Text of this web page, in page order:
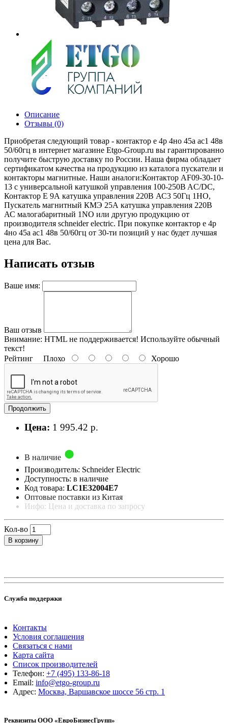
Описание
Отзывы (0)
Приобретая следующий товар - контактор e 4p 4но 45а ac1 48в
50/60гц в интернет магазине Etgo-Group.ru вы гарантированно
получите быструю доставку по России. Наша фирма обладает
сертификатом качества на продукцию из каталога пускатели и
контакторы магнитные. Наши аналоги:Контактор AF09-30-10-
13 с универсальной катушкой управления 100-250B AC/DC,
Контактор E 9А катушка управления 220В АС3 50Гц 1НО,
Пускатель магнитный КМЭ 25А катушка управления 220В
АС малогабаритный 1NO или другую продукцию от
производителя schneider electric. При покупке контактор e 4p
4но 45а ac1 48в 50/60гц от 30-ти позиций у нас будет лучшая
цена для Вас.
Написать отзыв
Ваше имя:
Ваш отзыв
Внимание: HTML не поддерживается! Используйте обычный
текст!
Рейтинг Плохо Хорошо
Продолжить
Цена: 1 995.42 р.
В наличие
Производитель: Schneider Electric
Доступность: в наличие
Код товара: LC1E32004E7
Оптовые поставки из Китая
Инфо: Цена и доставка по запросу
Кол-во
В корзину
Служба поддержки
Контакты
Условия соглашения
Связаться с нами
Карта сайта
Список производителей
Телефон: +7 (495) 133-86-18
Email: info@etgo-group.ru
Адрес: Москва, Варшавское шоссе 56 стр. 1
Реквизиты ООО «ЕвроБизнесГрупп»